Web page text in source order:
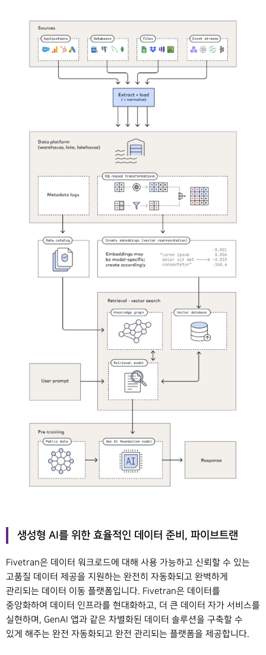
생성형 AI를 위한 효율적인 데이터 준비, 파이브트랜
Fivetran은 데이터 워크로드에 대해 사용 가능하고 신뢰할 수 있는
고품질 데이터 제공을 지원하는 완전히 자동화되고 완벽하게
관리되는 데이터 이동 플랫폼입니다. Fivetran은 데이터를
중앙화하여 데이터 인프라를 현대화하고, 더 큰 데이터 자가 서비스를
실현하며, GenAI 앱과 같은 차별화된 데이터 솔루션을 구축할 수
있게 해주는 완전 자동화되고 완전 관리되는 플랫폼을 제공합니다.